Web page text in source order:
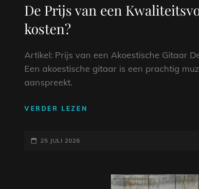
De Prijs van een
kosten?
Artikel: Prijs van een Akoestische Gitaar
Een akoestische gitaar is een prachtig
aanspreekt.
VERDER LEZEN
GEPLAATST
25 JULI 2026